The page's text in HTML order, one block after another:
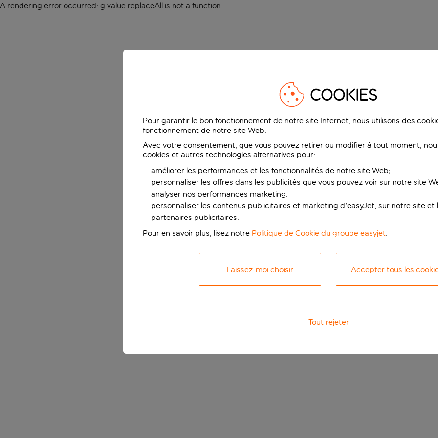
A rendering error occurred: g.value.replaceAll is not a function.
COOKIES
Pour garantir le bon fonctionnement de notre site Internet, nous utilisons des
fonctionnement de notre site Web.
Avec votre consentement, que vous pouvez retirer ou modifier à tout moment,
cookies et autres technologies alternatives pour:
améliorer les performances et les fonctionnalités de notre site Web;
personnaliser les offres dans les publicités que vous pouvez voir sur notre site
analyser nos performances marketing;
personnaliser les contenus publicitaires et marketing d'easyJet, sur notre site et
partenaires publicitaires.
Pour en savoir plus, lisez notre Politique de Cookie du groupe easyjet.
Laissez-moi choisir Accepter tous les
Tout rejeter